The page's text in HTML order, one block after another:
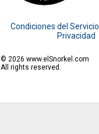
Condiciones del Servicio
Privacidad
©2026 www.elSnorkel.com
All rights reserved.